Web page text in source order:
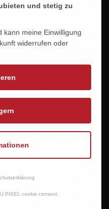
und stetig zu
kann meine Einwilligung
widerrufen oder
PIXEL cookie consent